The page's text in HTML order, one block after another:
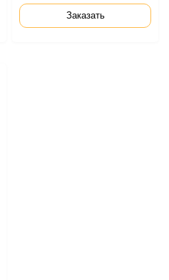
Заказать